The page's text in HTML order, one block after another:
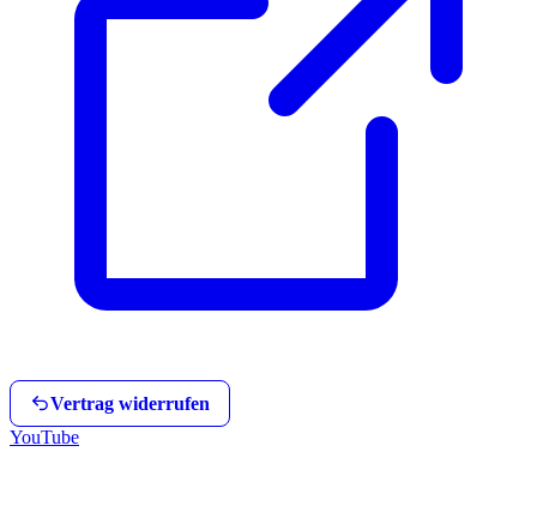
Vertrag widerrufen
YouTube